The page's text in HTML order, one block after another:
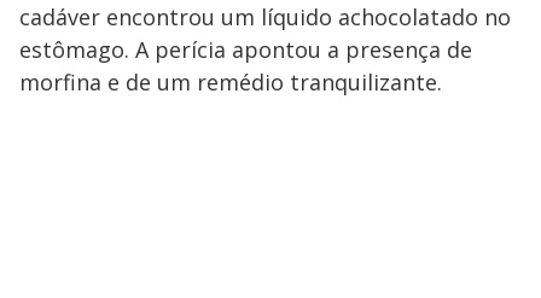
cadáver encontrou um líquido achocolatado no
estômago. A perícia apontou a presença de
morfina e de um remédio tranquilizante.